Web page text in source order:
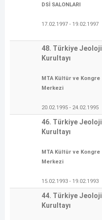
DSİ SALONLARI
17.02.1997 - 19.02.1997
48. Türkiye Jeoloji
Kurultayı
MTA Kültür ve Kongre
Merkezi
20.02.1995 - 24.02.1995
46. Türkiye Jeoloji
Kurultayı
MTA Kültür ve Kongre
Merkezi
15.02.1993 - 19.02.1993
44. Türkiye Jeoloji
Kurultayı